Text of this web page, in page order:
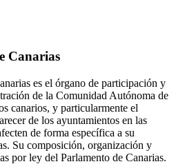
Canarias
es el órgano de participación y
de la Comunidad Autónoma de
canarios, y particularmente el
de los ayuntamientos en las
de forma específica a su
Su composición, organización y
por ley del Parlamento de Canarias.